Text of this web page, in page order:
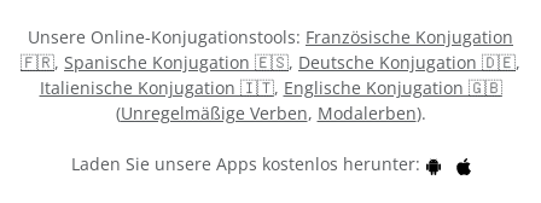
Unsere Online-Konjugationstools: Französische Konjugation
🇫🇷, Spanische Konjugation 🇪🇸, Deutsche Konjugation 🇩🇪,
Italienische Konjugation 🇮🇹, Englische Konjugation 🇬🇧
(Unregelmäßige Verben, Modalerben).
Laden Sie unsere Apps kostenlos herunter: